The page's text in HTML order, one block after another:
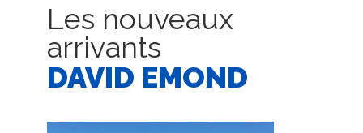
Les nouveaux
arrivants
DAVID EMOND